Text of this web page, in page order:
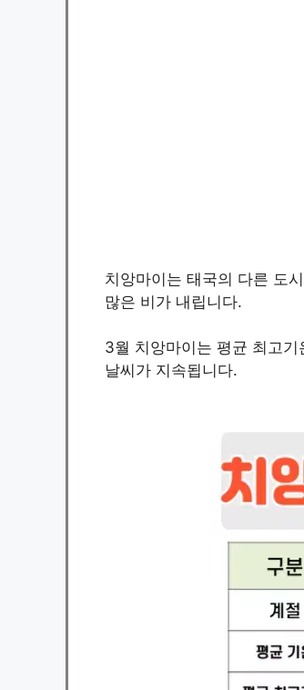
치앙마이는 태국의 다른 도
많은 비가 내립니다.
3월 치앙마이는 평균 최고
날씨가 지속됩니다.